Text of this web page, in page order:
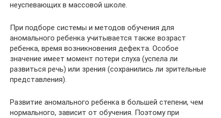
неуспевающих в массовой школе.
При подборе системы и методов обучения для
аномального ребенка учитывается также возраст
ребенка, время возникновения дефекта. Особое
значение имеет момент потери слуха (успела ли
развиться речь) или зрения (сохранились ли зрительные
представления).
Развитие аномального ребенка в большей степени, чем
нормального, зависит от обучения. Поэтому при